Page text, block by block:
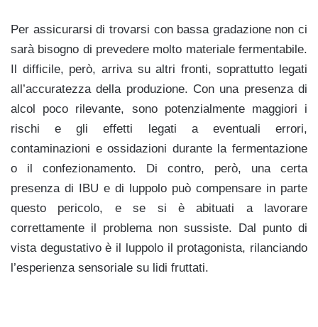
Per assicurarsi di trovarsi con bassa gradazione non ci
sarà bisogno di prevedere molto materiale fermentabile.
Il difficile, però, arriva su altri fronti, soprattutto legati
all’accuratezza della produzione. Con una presenza di
alcol poco rilevante, sono potenzialmente maggiori i
rischi e gli effetti legati a eventuali errori,
contaminazioni e ossidazioni durante la fermentazione
o il confezionamento. Di contro, però, una certa
presenza di IBU e di luppolo può compensare in parte
questo pericolo, e se si è abituati a lavorare
correttamente il problema non sussiste. Dal punto di
vista degustativo è il luppolo il protagonista, rilanciando
l’esperienza sensoriale su lidi fruttati.